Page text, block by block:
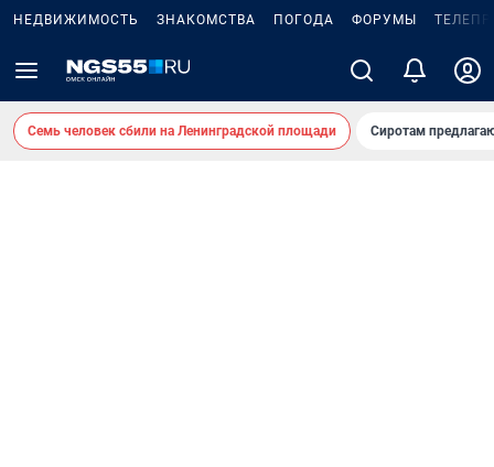
НЕДВИЖИМОСТЬ ЗНАКОМСТВА ПОГОДА ФОРУМЫ
Семь человек сбили на Ленинградской площади Сиротам